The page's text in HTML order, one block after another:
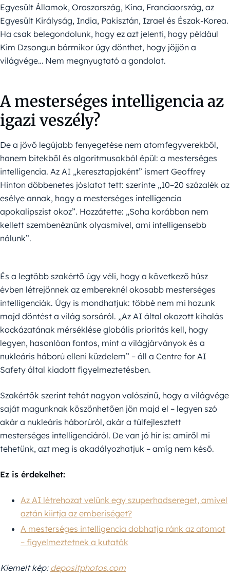
Egyesült Államok, Oroszország, Kína, Franciaország, az
Egyesült Királyság, India, Pakisztán, Izrael és Észak-Korea.
Ha csak belegondolunk, hogy ez azt jelenti, hogy például
Kim Dzsongun bármikor úgy dönthet, hogy jöjjön a
világvége… Nem megnyugtató a gondolat.
A mesterséges intelligencia az
igazi veszély?
De a jövő legújabb fenyegetése nem atomfegyverekből,
hanem bitekből és algoritmusokból épül: a mesterséges
intelligencia. Az AI „keresztapjaként” ismert Geoffrey
Hinton döbbenetes jóslatot tett: szerinte „10–20 százalék az
esélye annak, hogy a mesterséges intelligencia
apokalipszist okoz”. Hozzátette: „Soha korábban nem
kellett szembenéznünk olyasmivel, ami intelligensebb
nálunk”.
És a legtöbb szakértő úgy véli, hogy a következő húsz
évben létrejönnek az embereknél okosabb mesterséges
intelligenciák. Úgy is mondhatjuk: többé nem mi hozunk
majd döntést a világ sorsáról. „Az AI által okozott kihalás
kockázatának mérséklése globális prioritás kell, hogy
legyen, hasonlóan fontos, mint a világjárványok és a
nukleáris háború elleni küzdelem” – áll a Centre for AI
Safety által kiadott figyelmeztetésben.
Szakértők szerint tehát nagyon valószínű, hogy a világvége
saját magunknak köszönhetően jön majd el – legyen szó
akár a nukleáris háborúról, akár a túlfejlesztett
mesterséges intelligenciáról. De van jó hír is: amiről mi
tehetünk, azt meg is akadályozhatjuk – amíg nem késő.
Ez is érdekelhet:
Az AI létrehozat velünk egy szuperhadsereget, amivel
aztán kiirtja az emberiséget?
A mesterséges intelligencia dobhatja ránk az atomot
– figyelmeztetnek a kutatók
Kiemelt kép: depositphotos.com